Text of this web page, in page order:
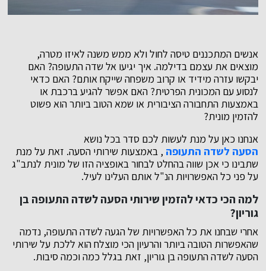
אנשים המתכננים טיסה לחול ולא ממש משנה לאיזו מטרה,
מוצאים את עצמם בדילמה. איך יגיעו אל שדה התעופה? האם
יבקשו עזרה מידיד או קרוב משפחה שייקח אותם? האם כדאי
לנסוע עם המכונית הפרטית? האם אפשר להגיע ברכבת או
באמצעות התחבורה הציבורית או שמא הטוב ביותר הוא פשוט
להזמין מונית?
אנחנו כאן על מנת לעשות לכם סדר בכל נושא
הסעה לשדה התעופה , באמצעות שירותי הסעה. זאת על מנת
שתבינו כי אכן שווה בהחלט לבחור באופציה הזו של מונית לנתב"ג
על פני כל האפשרויות הנ"ל אותם העלינו לעיל.
למה הכי כדאי להזמין שירותי הסעה לשדה התעופה בן
גוריון?
אחרי שבחנו את כל האפשרויות של הגעה לשדה התעופה, נדמה
שהאפשרות הטובה ביותר והרעיון הכי מוצלח הוא ללכת על שירותי
הסעה לשדה התעופה בן גוריון, זאת בגלל כמה וכמה סיבות.